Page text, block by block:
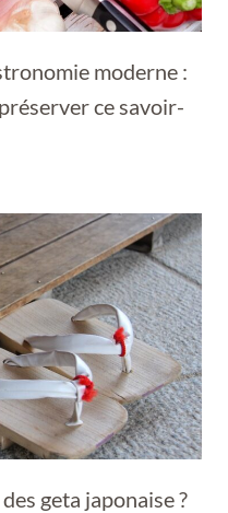
moderne :
ce savoir-
geta japonaise ?